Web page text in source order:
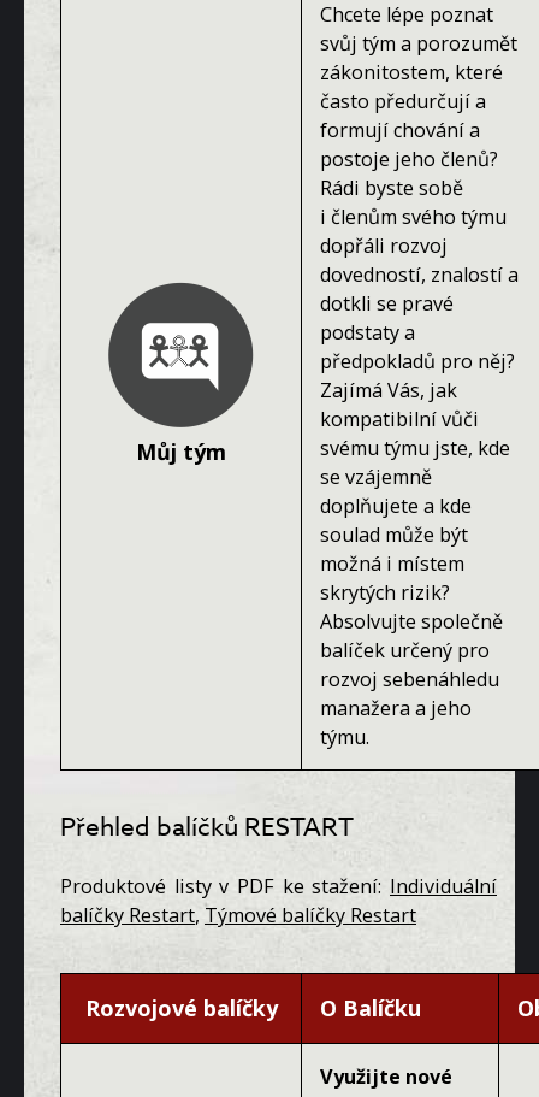
Můj tým
Chcete lépe poznat
svůj tým a porozumět
zákonitostem, které
často předurčují a
formují chování a
postoje jeho členů?
Rádi byste sobě
i členům svého týmu
dopřáli rozvoj
dovedností, znalostí a
dotkli se pravé
podstaty a
předpokladů pro něj?
Zajímá Vás, jak
kompatibilní vůči
svému týmu jste, kde
se vzájemně
doplňujete a kde
soulad může být
možná i místem
skrytých rizik?
Absolvujte společně
balíček určený pro
rozvoj sebenáhledu
manažera a jeho
týmu.
Přehled balíčků RESTART
Produktové listy v PDF ke stažení: Individuální
balíčky Restart, Týmové balíčky Restart
Rozvojové balíčky O Balíčku
Využijte nové